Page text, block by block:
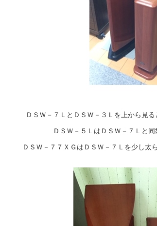
ＤＳＷ－７ＬとＤＳＷ－３Ｌを上から見
ＤＳＷ－５ＬはＤＳＷ－７Ｌと
ＤＳＷ－７７ＸＧはＤＳＷ－７Ｌを少し太